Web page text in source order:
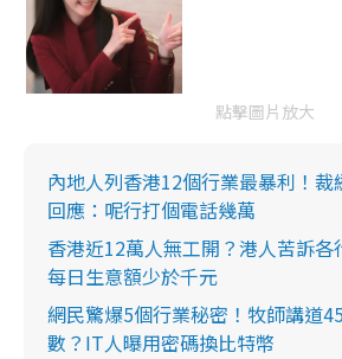
點擊圖片放大
內地人列香港12個行業最暴利！裁
回應：呢行打個電話幾萬
香港近12萬人無工開？港人苦訴各
每日生意額少於千元
網民驚爆5個行業秘密！牧師講道
數？IT人曝用密碼換比特幣